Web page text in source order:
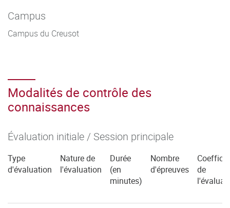
Campus
Campus du Creusot
Modalités de contrôle des
connaissances
Évaluation initiale / Session principale
Type
d'évaluation
Nature de
l'évaluation
Durée
(en
minutes)
Nombre
d'épreuves
de